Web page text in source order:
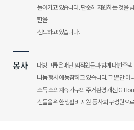
들어가고 있습니다. 단순히 지원하는 것을
할을
선도하고 있습니다.
봉사
대방그룹은 매년 임직원들과 함께 대한주
나눔 행사에 동참하고 있습니다.그 뿐만 아
소득 소외계측 가구의 주거환경 개선 G-
신들을 위한 생활비 지원 등 사회 구성원으